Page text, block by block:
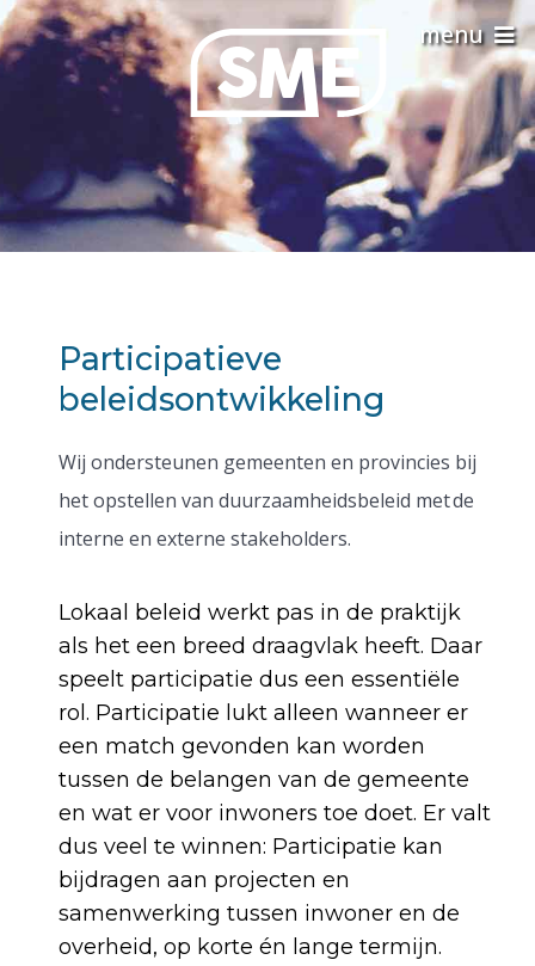
Participatieve
beleidsontwikkeling
Wij ondersteunen gemeenten en provincies bij
het opstellen van duurzaamheidsbeleid met de
interne en externe stakeholders.
Lokaal beleid werkt pas in de praktijk
als het een breed draagvlak heeft. Daar
speelt participatie dus een essentiële
rol. Participatie lukt alleen wanneer er
een match gevonden kan worden
tussen de belangen van de gemeente
en wat er voor inwoners toe doet. Er valt
dus veel te winnen: Participatie kan
bijdragen aan projecten en
samenwerking tussen inwoner en de
overheid, op korte én lange termijn.